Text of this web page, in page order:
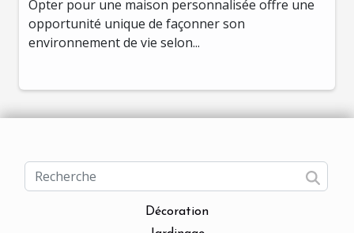
Opter pour une maison personnalisée offre une
opportunité unique de façonner son
environnement de vie selon...
Décoration